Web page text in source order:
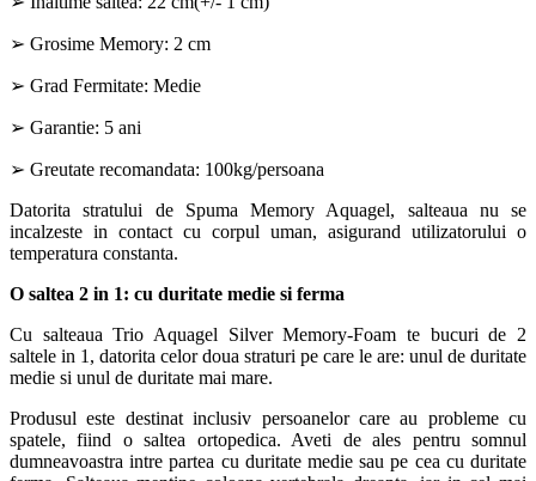
➢ Grosime Memory: 2 cm
➢ Grad Fermitate: Medie
➢ Garantie: 5 ani
➢ Greutate recomandata: 100kg/persoana
Datorita stratului de Spuma Memory Aquagel, salteaua nu se
incalzeste in contact cu corpul uman, asigurand utilizatorului o
temperatura constanta.
O saltea 2 in 1: cu duritate medie si ferma
Cu salteaua Trio Aquagel Silver Memory-Foam te bucuri de 2
saltele in 1, datorita celor doua straturi pe care le are: unul de duritate
medie si unul de duritate mai mare.
Produsul este destinat inclusiv persoanelor care au probleme cu
spatele, fiind o saltea ortopedica. Aveti de ales pentru somnul
dumneavoastra intre partea cu duritate medie sau pe cea cu duritate